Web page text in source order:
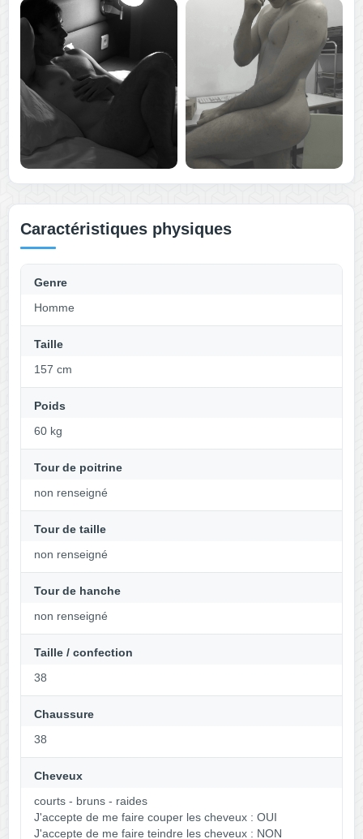
Caractéristiques physiques
Genre
Homme
Taille
157 cm
Poids
60 kg
Tour de poitrine
non renseigné
Tour de taille
non renseigné
Tour de hanche
non renseigné
Taille / confection
38
Chaussure
38
Cheveux
courts - bruns - raides
J'accepte de me faire couper les cheveux : OUI
J'accepte de me faire teindre les cheveux : NON